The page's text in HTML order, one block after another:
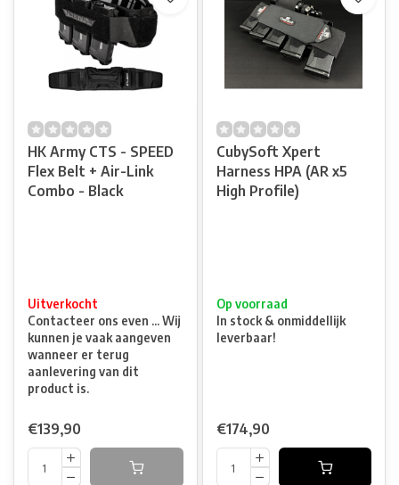
HK Army CTS - SPEED
Flex Belt + Air-Link
Combo - Black
Uitverkocht
Contacteer ons even ... Wij
kunnen je vaak aangeven
wanneer er terug
aanlevering van dit
product is.
€139,90
CubySoft Xpert
Harness HPA (AR x5
High Profile)
Op voorraad
In stock & onmiddellijk
leverbaar!
€174,90